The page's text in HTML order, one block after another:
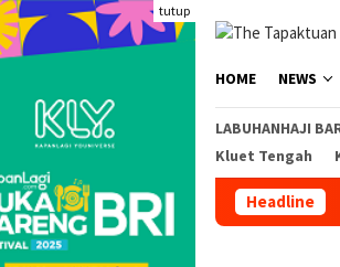
Loncat
ke
konten
tutup
HOME NEWS
LABUHANHAJI
Kluet Tengah
Headline